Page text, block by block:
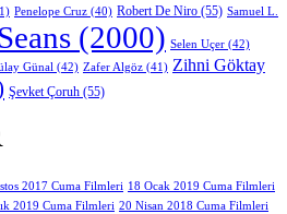
Penelope Cruz (40) Robert De Niro (55) Samuel L.
Seans (2000) Selen Uçer (42)
Günal (42) Zafer Algöz (41) Zihni Göktay
Şevket Çoruh (55)
2017 Cuma Filmleri 18 Ocak 2019 Cuma Filmleri
2019 Cuma Filmleri 20 Nisan 2018 Cuma Filmleri